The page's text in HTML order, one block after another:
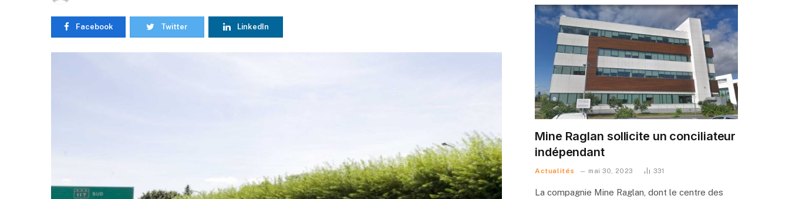
Facebook Twitter LinkedIn
Mine Raglan sollicite un conciliateur
indépendant
Actualités mai 30, 2023 331
La compagnie Mine Raglan, dont le centre des